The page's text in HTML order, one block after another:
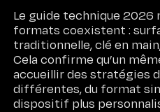
Le guide technique 2026
formats coexistent :
traditionnelle, clé en
Cela confirme qu’un
accueillir des stratégies
différentes, du format
dispositif plus